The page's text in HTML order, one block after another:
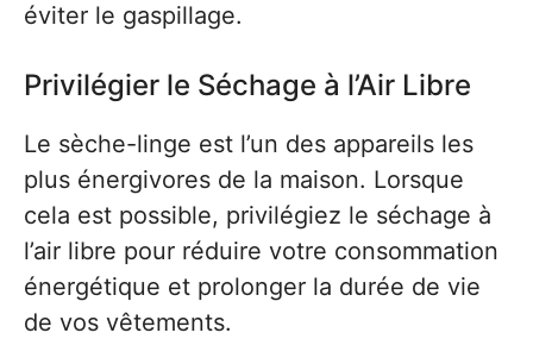
éviter le gaspillage.
Privilégier le Séchage à l’Air Libre
Le sèche-linge est l’un des appareils les
plus énergivores de la maison. Lorsque
cela est possible, privilégiez le séchage à
l’air libre pour réduire votre consommation
énergétique et prolonger la durée de vie
de vos vêtements.